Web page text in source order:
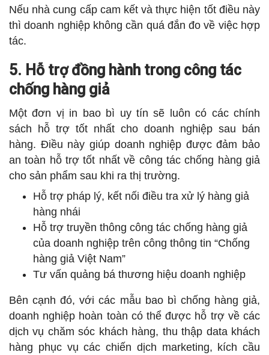
Nếu nhà cung cấp cam kết và thực hiện tốt điều này
thì doanh nghiệp không cần quá đắn đo về việc hợp
tác.
5. Hỗ trợ đồng hành trong công tác
chống hàng giả
Một đơn vị in bao bì uy tín sẽ luôn có các chính
sách hỗ trợ tốt nhất cho doanh nghiệp sau bán
hàng. Điều này giúp doanh nghiệp được đảm bảo
an toàn hỗ trợ tốt nhất về công tác chống hàng giả
cho sản phẩm sau khi ra thị trường.
Hỗ trợ pháp lý, kết nối điều tra xử lý hàng giả
hàng nhái
Hỗ trợ truyền thông công tác chống hàng giả
của doanh nghiệp trên công thông tin “Chống
hàng giả Việt Nam”
Tư vấn quảng bá thương hiệu doanh nghiệp
Bên cạnh đó, với các mẫu bao bì chống hàng giả,
doanh nghiệp hoàn toàn có thể được hỗ trợ về các
dịch vụ chăm sóc khách hàng, thu thập data khách
hàng phục vụ các chiến dịch marketing, kích cầu